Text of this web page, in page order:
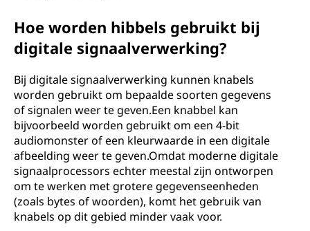
Hoe worden hibbels gebruikt bij
digitale signaalverwerking?
Bij digitale signaalverwerking kunnen knabels
worden gebruikt om bepaalde soorten gegevens
of signalen weer te geven.Een knabbel kan
bijvoorbeeld worden gebruikt om een ​​4-bit
audiomonster of een kleurwaarde in een digitale
afbeelding weer te geven.Omdat moderne digitale
signaalprocessors echter meestal zijn ontworpen
om te werken met grotere gegevenseenheden
(zoals bytes of woorden), komt het gebruik van
knabels op dit gebied minder vaak voor.